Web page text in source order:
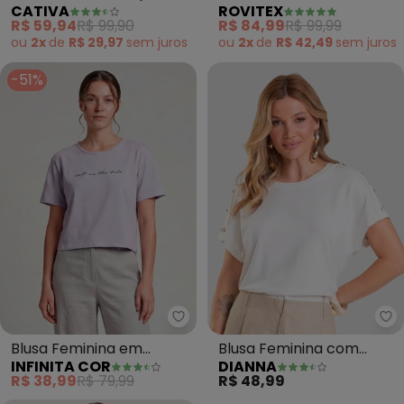
White)
CATIVA
R$ 59,94R$ 99,90
ou 2x de R$ 29,97 sem juros
Creponada (Bege)
ROVITEX
R$ 84,99R$ 99,99
ou 2x de R$ 42,49 sem juros
-51%
Infinita Cor - Blusa Feminina
Blusa Feminina em
Molecotton Viscose
(Bege)
INFINITA COR
R$ 38,99R$ 79,99
Blusa Feminina com
Botões (Bege)
DIANNA
R$ 48,99